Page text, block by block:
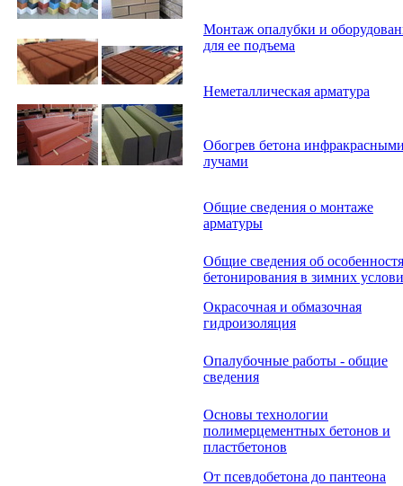
Монтаж опалубки и
для ее подъема
Неметаллическая арматура
Обогрев бетона
лучами
Общие сведения о монтаже
арматуры
Общие сведения об
бетонирования в зимних
Окрасочная и обмазочная
гидроизоляция
Опалубочные работы - общие
сведения
Основы технологии
полимерцементных бетонов и
пластбетонов
От псевдобетона до пантеона